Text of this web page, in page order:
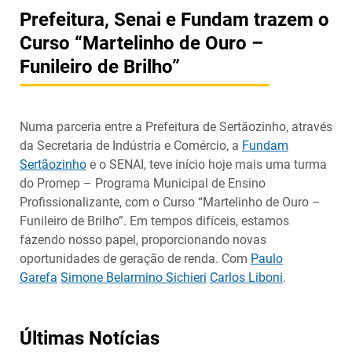
Prefeitura, Senai e Fundam trazem o
Curso “Martelinho de Ouro –
Funileiro de Brilho”
Numa parceria entre a Prefeitura de Sertãozinho, através
da Secretaria de Indústria e Comércio, a Fundam
Sertãozinho e o SENAI, teve início hoje mais uma turma
do Promep – Programa Municipal de Ensino
Profissionalizante, com o Curso “Martelinho de Ouro –
Funileiro de Brilho”. Em tempos difíceis, estamos
fazendo nosso papel, proporcionando novas
oportunidades de geração de renda. Com Paulo
Garefa Simone Belarmino Sichieri Carlos Liboni.
Últimas Notícias